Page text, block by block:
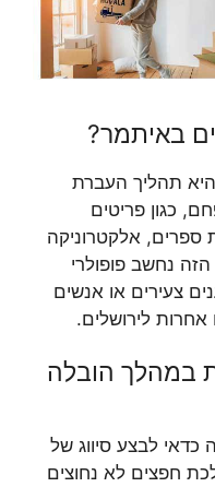
באיתמר?
תהליך העברת
כגון פריטים
ספרים, אלקטרוניקה
נחשב פופולרי
צעירים או אנשים
לירושלים.
במהלך הובלה
כדאי לבצע סיווג של
חפצים לא נחוצים